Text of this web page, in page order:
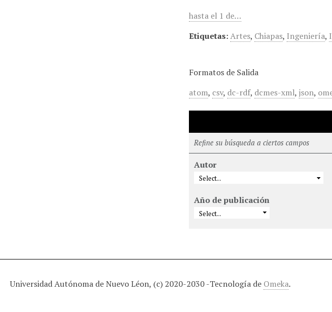
hasta el 1 de…
Etiquetas:Artes, Chiapas, Ingeniería,
Formatos de Salida
atom, csv, dc-rdf, dcmes-xml,json,
Refine su búsqueda a ciertos campos
Autor
Año de publicación
Universidad Autónoma de Nuevo Léon, (c) 2020-2030 -Tecnología de Omeka.